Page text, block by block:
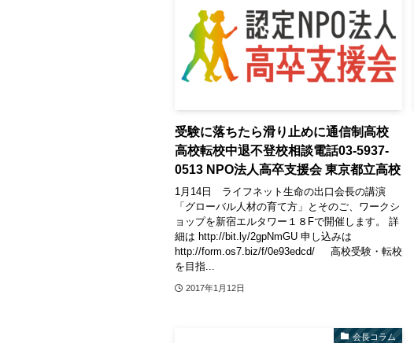
受験に落ちたら滑り止めに通信制高校
高校転校中退不登校相談電話03-5937-
0513 NPO法人高卒支援会 東京都立高校
1月14日 ライフネット生命の出口会長の講演
「グローバル人材の育て方」とそのご、ワークシ
ョップを新宿エルタワー１８Fで開催します。 詳
細は http://bit.ly/2gpNmGU 申し込みは
http://form.os7.biz/f/0e93edcd/ 高校受験・転校
を目指...
2017年1月12日
会長コラム